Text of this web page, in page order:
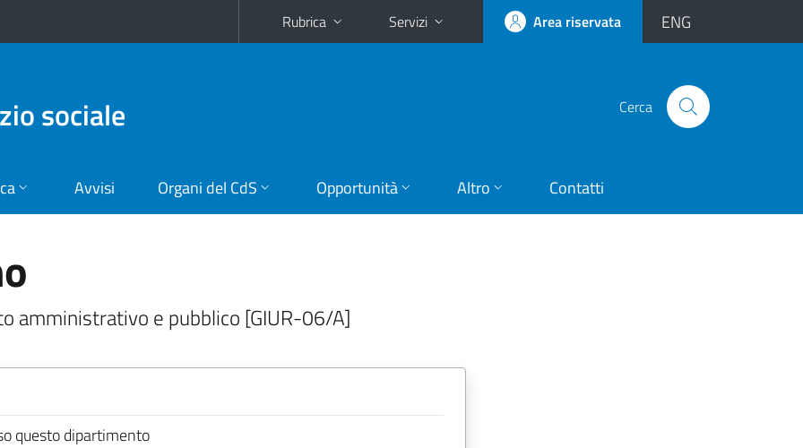
Rubrica Servizi Area riservata ENG
sociale Cerca
Avvisi Organi del CdS Opportunità Altro Contatti
amministrativo e pubblico [GIUR-06/A]
questo dipartimento